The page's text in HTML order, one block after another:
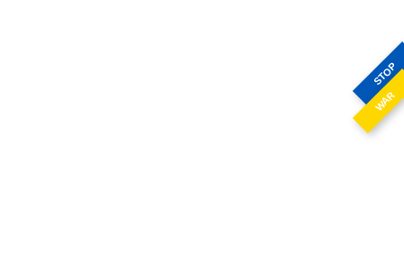
STOP
WAR